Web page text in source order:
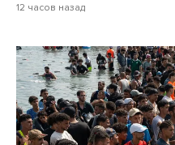
12 часов назад